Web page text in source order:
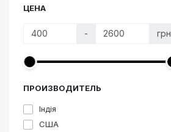
ЦЕНА
- грн
ПРОИЗВОДИТЕЛЬ
Індія
США